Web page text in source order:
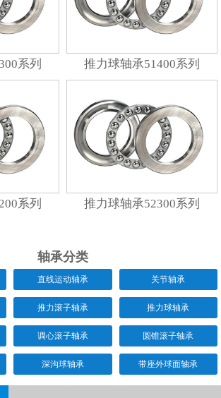
系列 推力球轴承51400系列
系列 推力球轴承52300系列
轴承分类
直线运动轴承 关节轴承
推力滚子轴承 推力球轴承
调心滚子轴承 圆锥滚子轴承
深沟球轴承 带座外球面轴承